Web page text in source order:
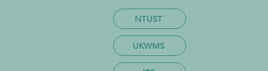
NTUST
UKWMS